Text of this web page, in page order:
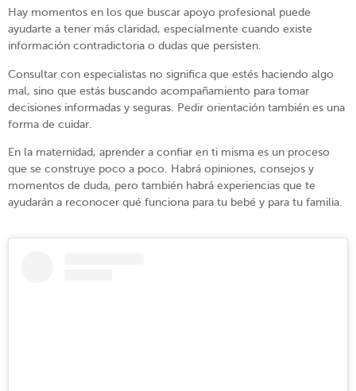
Hay momentos en los que buscar apoyo profesional puede
ayudarte a tener más claridad, especialmente cuando existe
información contradictoria o dudas que persisten.
Consultar con especialistas no significa que estés haciendo algo
mal, sino que estás buscando acompañamiento para tomar
decisiones informadas y seguras. Pedir orientación también es una
forma de cuidar.
En la maternidad, aprender a confiar en ti misma es un proceso
que se construye poco a poco. Habrá opiniones, consejos y
momentos de duda, pero también habrá experiencias que te
ayudarán a reconocer qué funciona para tu bebé y para tu familia.